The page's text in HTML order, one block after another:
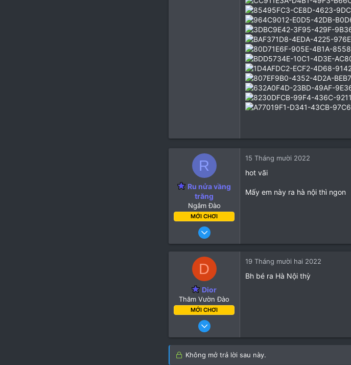
R
Ru nửa vầng
trăng
Ngắm Đào
MỚI CHƠI
40
15 Tháng mười 2022
hot vãi
Mấy em này ra hà nội thì ngon
D
Dior
Thăm Vườn Đào
MỚI CHƠI
19 Tháng mười hai 2022
Bh bé ra Hà Nội thỳ
Không mở trả lời sau này.